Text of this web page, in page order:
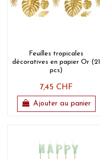
Feuilles tropicales
décoratives en papier Or (21
pcs)
7,45 CHF
Ajouter au panier